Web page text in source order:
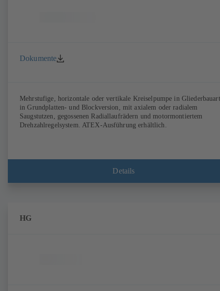
Dokumente
Mehrstufige, horizontale oder vertikale Kreiselpumpe in
in Grundplatten- und Blockversion, mit axialem oder radialem
Saugstutzen, gegossenen Radiallaufrädern und motormontiertem
Drehzahlregelsystem. ATEX-Ausführung erhältlich.
Details
HG